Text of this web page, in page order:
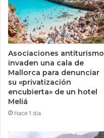
Asociaciones antiturismo
invaden una cala de
Mallorca para denunciar
su «privatización
encubierta» de un hotel
Meliá
Hace 1 día